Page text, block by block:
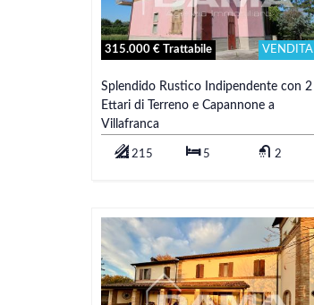
315.000 € Trattabile VENDITA
Splendido Rustico Indipendente con 2
Ettari di Terreno e Capannone a
Villafranca
215 5 2